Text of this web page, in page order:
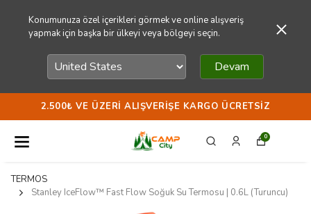
Konumunuza özel içerikleri görmek ve online alışveriş
yapmak için başka bir ülkeyi veya bölgeyi seçin.
Devam
2.500₺ VE ÜZERI ALIŞVERIŞE KARGO ÜCRETSIZ
0
TERMOS
Stanley IceFlow™ Fast Flow Soğuk Su Termosu | 0.6L (Turuncu)